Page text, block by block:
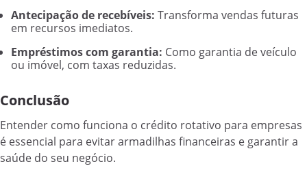
Antecipação de recebíveis: Transforma vendas futuras
em recursos imediatos.
Empréstimos com garantia: Como garantia de veículo
ou imóvel, com taxas reduzidas.
Conclusão
Entender como funciona o crédito rotativo para empresas
é essencial para evitar armadilhas financeiras e garantir a
saúde do seu negócio.